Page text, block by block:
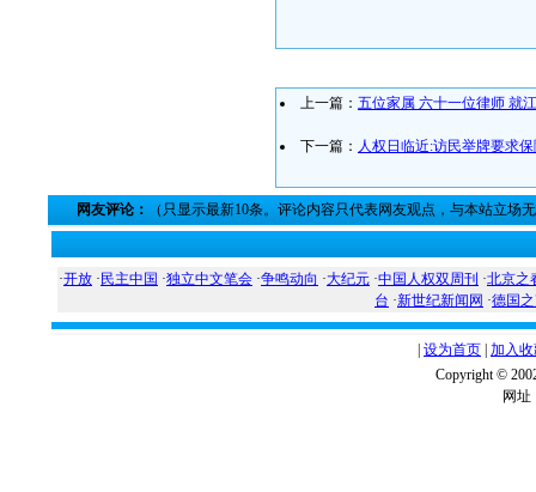
上一篇： 五位家属 六十一位律师 就
下一篇： 人权日临近:访民举牌要求
网友评论： （只显示最新10条。评论内容只代表网友观点，与本站立场
·开放 · 民主中国 ·独立中文笔会 ·争鸣动向 ·大纪元 ·中国人权双周刊 ·北京之
台 ·新世纪新闻网 ·德国
设为首页 加入
Copyright ©
网址